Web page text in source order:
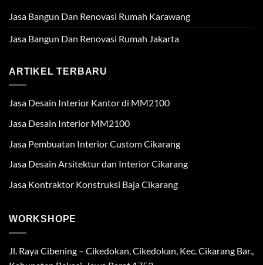
Jasa Bangun Dan Renovasi Rumah Karawang
Jasa Bangun Dan Renovasi Rumah Jakarta
ARTIKEL TERBARU
Jasa Desain Interior Kantor di MM2100
Jasa Desain Interior MM2100
Jasa Pembuatan Interior Custom Cikarang
Jasa Desain Arsitektur dan Interior Cikarang
Jasa Kontraktor Konstruksi Baja Cikarang
WORKSHOPE
Jl. Raya Cibening – Cikedokan, Cikedokan, Kec. Cikarang Bar.,